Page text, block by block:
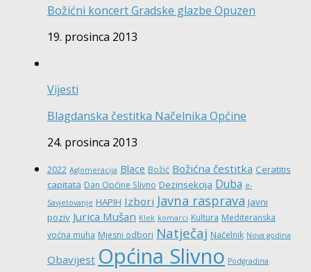
Božićni koncert Gradske glazbe Opuzen
19. prosinca 2013
Vijesti
Blagdanska čestitka Načelnika Općine
24. prosinca 2013
2022 Aglomeracija Blace Božić Božićna čestitka Ceratitis
capitata Dan Općine Slivno Dezinsekcija Duba e-
Savjetovanje HAPIH Izbori Javna rasprava Javni
poziv Jurica Mušan Klek komarci Kultura Mediteranska
voćna muha Mjesni odbori Natječaj Načelnik Nova godina
Obavijest Općina Slivno Podgradina